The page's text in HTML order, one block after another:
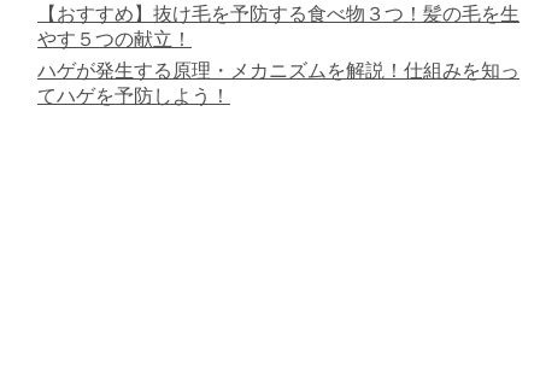
【おすすめ】抜け毛を予防する食べ物３つ！髪の毛を生
やす５つの献立！
ハゲが発生する原理・メカニズムを解説！仕組みを知っ
てハゲを予防しよう！